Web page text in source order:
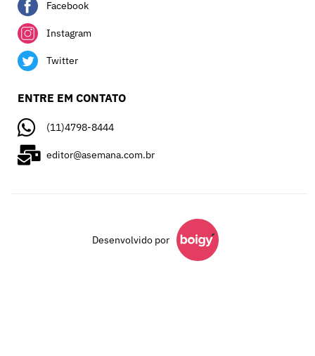
Facebook
Instagram
Twitter
ENTRE EM CONTATO
(11)4798-8444
editor@asemana.com.br
Desenvolvido por